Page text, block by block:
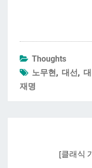
Thoughts
노무현, 대선,
재명
[클래식